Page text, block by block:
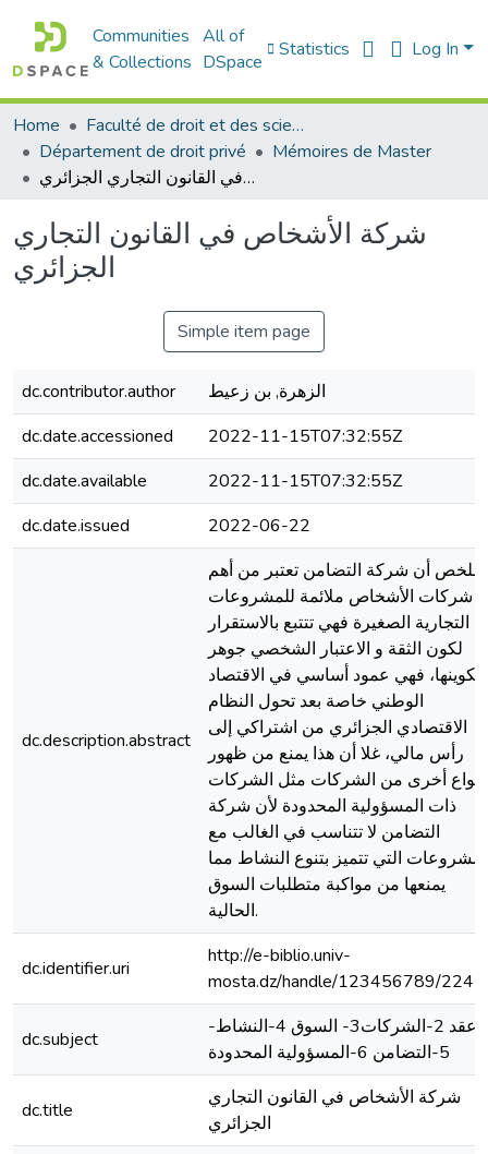
Communities
& Collections
All of
DSpace
Statistics Log In
Home
Faculté de droit et des sciences politiques
Département de droit privé
Mémoires de Master
شركة الأشخاص في القانون التجاري الجزائري
شركة الأشخاص في القانون التجاري
الجزائري
Simple item page
dc.contributor.author
الزهرة, بن زعيط
dc.date.accessioned
2022-11-15T07:32:55Z
dc.date.available
2022-11-15T07:32:55Z
dc.date.issued
2022-06-22
dc.description.abstract
أن شركة التضامن تعتبر من أهم
شركات الأشخاص ملائمة للمشروعات
التجارية الصغيرة فهي تتتبع بالاستقرار
لكون الثقة و الاعتبار الشخصي جوهر
تكوينها، فهي عمود أساسي في الاقتصاد
الوطني خاصة بعد تحول النظام
الاقتصادي الجزائري من اشتراكي إلى
رأس مالي، غلا أن هذا يمنع من ظهور
أنواع أخرى من الشركات مثل الشركات
ذات المسؤولية المحدودة لأن شركة
التضامن لا تتناسب في الغالب مع
التي تتميز بتنوع النشاط مما
يمنعها من مواكبة متطلبات السوق
الحالية.
dc.identifier.uri
http://e-biblio.univ-
mosta.dz/handle/123456789/
dc.subject
-عقد 2-الشركات3- السوق 4-النشاط
5-التضامن 6-المسؤولية المحدودة
dc.title
شركة الأشخاص في القانون التجاري
الجزائري